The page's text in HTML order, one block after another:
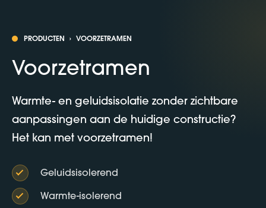
PRODUCTEN › VOORZETRAMEN
Voorzetramen
Warmte- en geluidsisolatie zonder zichtbare
aanpassingen aan de huidige constructie?
Het kan met voorzetramen!
Geluidsisolerend
Warmte-isolerend